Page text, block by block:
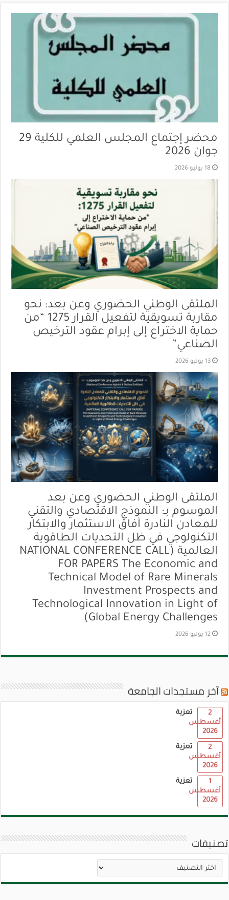
محضر إجتماع المجلس العلمي للكلية 29
جوان 2026
18 يوليو 2026
الملتقى الوطني الحضوري وعن بعد: نحو
مقاربة تسويقية لتفعيل القرار 1275 “من
حماية الاختراع إلى إبرام عقود الترخيص
الصناعي”
13 يوليو 2026
الملتقى الوطني الحضوري وعن بعد
الموسوم بـ: النموذج الاقتصادي والتقني
للمعادن النادرة آفاق الاستثمار والابتكار
التكنولوجي في ظل التحديات الطاقوية
العالمية (NATIONAL CONFERENCE CALL
FOR PAPERS The Economic and
Technical Model of Rare Minerals
Investment Prospects and
Technological Innovation in Light of
Global Energy Challenges)
12 يوليو 2026
آخر مستجدات الجامعة
تعزية
2
أغسطس
2026
تعزية
2
أغسطس
2026
تعزية
1
أغسطس
2026
تصنيفات
تصنيفات